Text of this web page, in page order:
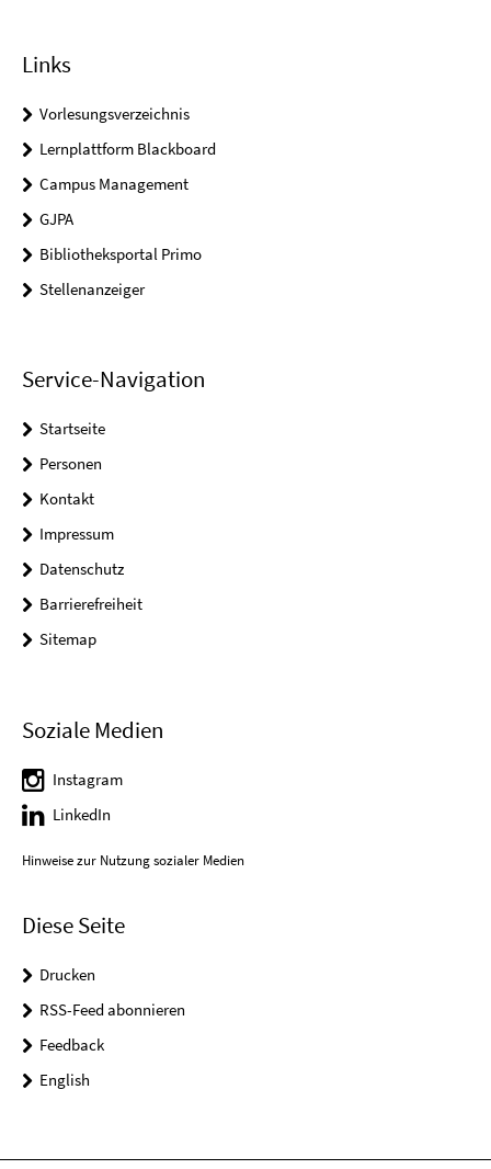
Links
Vorlesungsverzeichnis
Lernplattform Blackboard
Campus Management
GJPA
Bibliotheksportal Primo
Stellenanzeiger
Service-Navigation
Startseite
Personen
Kontakt
Impressum
Datenschutz
Barrierefreiheit
Sitemap
Soziale Medien
Instagram
LinkedIn
Hinweise zur Nutzung sozialer Medien
Diese Seite
Drucken
RSS-Feed abonnieren
Feedback
English